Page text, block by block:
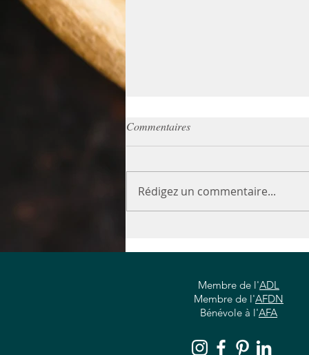
Risotto aux fruits de mer
Commentaires
Rédigez un commentaire...
Membre de l'ADL
Membre de l'AFDN
Bénévole à l'AFA